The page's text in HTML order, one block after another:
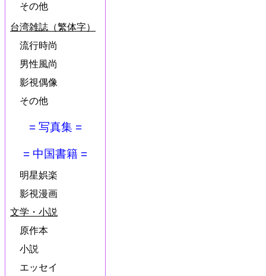
その他
台湾雑誌（繁体字）
流行時尚
男性風尚
影視偶像
その他
= 写真集 =
= 中国書籍 =
明星娯楽
影視漫画
文学・小説
原作本
小説
エッセイ